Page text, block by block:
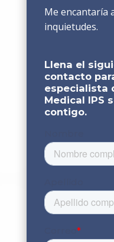
Me encantaría
inquietudes.